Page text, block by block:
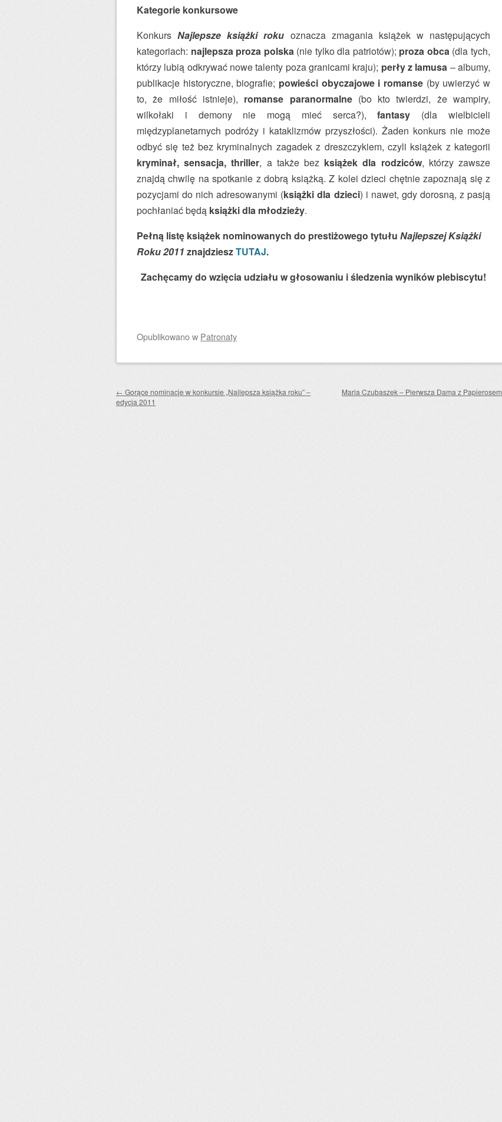
Kategorie konkursowe
KonkursNajlepsze książki roku oznacza zmagania książek w następujących
kategoriach: najlepsza proza polska(nie tylko dla patriotów); proza obca(dla tych,
którzy lubią odkrywać nowe talenty poza granicami kraju); perły z lamusa – albumy,
publikacje historyczne, biografie; powieści obyczajowe i romanse (by uwierzyć w
to, że miłość istnieje), romanse paranormalne(bo kto twierdzi, że wampiry,
wilkołaki i demony nie mogą mieć serca?),fantasy (dla wielbicieli
międzyplanetarnych podróży i kataklizmów przyszłości). Żaden konkurs nie może
odbyć się też bez kryminalnych zagadek z dreszczykiem, czyli książek z kategorii
kryminał, sensacja, thriller, a także bez książek dla rodziców, którzy zawsze
znajdą chwilę na spotkanie z dobrą książką. Z kolei dzieci chętnie zapoznają się z
pozycjami do nich adresowanymi (książki dla dzieci) i nawet, gdy dorosną, z pasją
pochłaniać będą książki dla młodzieży.
Pełną listę książek nominowanych do prestiżowego tytułu Najlepszej Książki
Roku 2011 znajdzieszTUTAJ.
Zachęcamy do wzięcia udziału w głosowaniu i śledzenia wyników plebiscytu!
Opublikowanow Patronaty
Zobacz wpisy
← Gorące nominacje w konkursie „Najlepsza książka roku” –
edycja 2011
Maria Czubaszek – Pierwsza Dama z Papierosem